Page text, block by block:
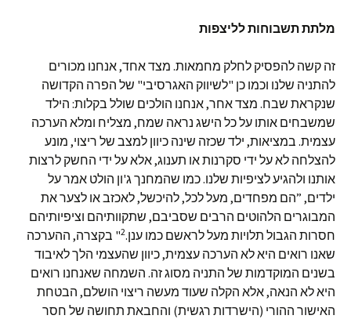
מלתת תשבוחות לליצפות
זה קשה להפסיק לחלק מחמאות. מצד אחד, אנחנו מכורים
להתניה שלנו וכמו כן "לשיווק האגרסיבי" של הפרה הקדושה
שנקראת שבח. מצד אחר, אנחנו הולכים שולל בקלות: הילד
שמשבחים אותו על כל הישג נראה שמח, מצליח ומלא הערכה
עצמית. במציאות, ילד שכזה שינה כיוון למצב של ריצוי, מונע
להצלחה לא על ידי סקרנות או תענוג, אלא על ידי החשק לרצות
אותנו ולהגיע לציפיות שלנו. כמו שהמחנך ג'ון הולט אמר על
ילדים, ”הם מפחדים, מעל לכל, להיכשל, לאכזב או לצער את
המבוגרים הלהוטים הרבים שסביבם, שתקוותיהם וציפיותיהם
חסרות הגבול תלויות מעל לראשם כמו ענן.2" בקצרה, ההערכה
שאנו רואים היא לא הערכה עצמית, כיוון שהעצמי הלך לאיבוד
בשנים המוקדמות של התניה מסוג זה. השמחה שאנחנו רואים
היא לא הנאה, אלא הקלה שעוד מעשה ריצוי הושלם, הבטחת
האישור ההורי (הישרדות רגשית) והחבאת תחושה של חסר